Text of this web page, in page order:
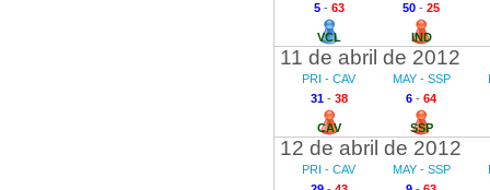
5- 63
VCL
50 - 25
IND
11 de abril de 2012
PRI - CAV
31- 38
CAV
MAY - SSP
6 - 64
SSP
12 de abril de 2012
PRI - CAV
MAY - SSP